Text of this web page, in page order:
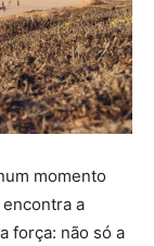
momento
a
força: não só a